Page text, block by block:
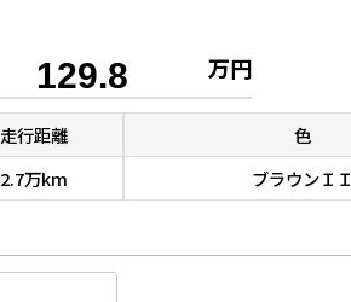
129.8 万円
走行距離
2.7万km
色
ブラウンＩＩ